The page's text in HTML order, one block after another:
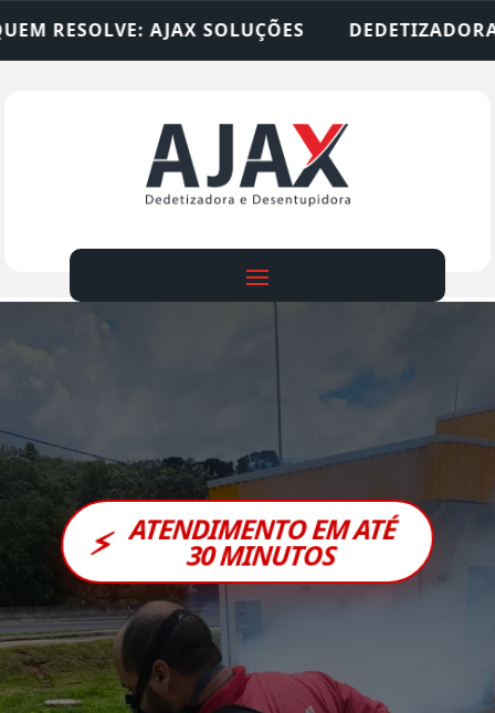
DEDETIZADORA • DESENTUPIDORA •
⚡ ATENDIMENTO EM ATÉ
30 MINUTOS